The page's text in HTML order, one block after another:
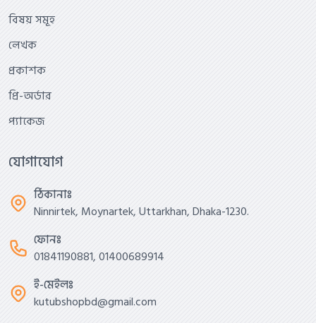
বিষয় সমূহ
লেখক
প্রকাশক
প্রি-অর্ডার
প্যাকেজ
যোগাযোগ
ঠিকানাঃ
Ninnirtek, Moynartek, Uttarkhan, Dhaka-1230.
ফোনঃ
01841190881, 01400689914
ই-মেইলঃ
kutubshopbd@gmail.com